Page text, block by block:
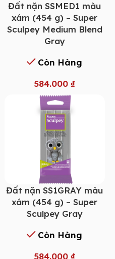
Đất nặn SSMED1 màu
xám (454 g) – Super
Sculpey Medium Blend
Gray
Còn Hàng
584.000₫
Đất nặn SS1GRAY màu
xám (454 g) – Super
Sculpey Gray
Còn Hàng
584.000₫